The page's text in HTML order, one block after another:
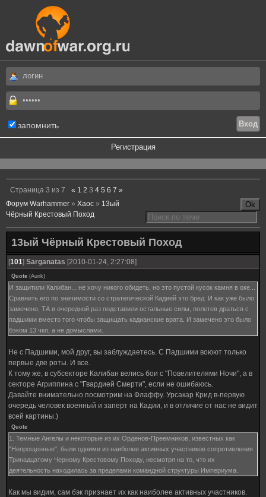
запомнить
Регистрация
.
Страница 3 из 7 « 1 2 3 4 5 6 7 »
Форум Warhammer » Хаос » 13ый
Чёрный Крестовый Поход
13ый Чёрный Крестовый Поход
[101] Sarganatas [2010-01-24, 2:27:08]
Quote (Aurik)
И защитили Калибан... не хочу никого обидеть, но это пустой кусок камня в оке...
Сравнить его по значимости со стратегической Кадией это бред. И как уже было
замечено, ТА в очередной раз подставили остальные силы, полетев драться с
падшими вместо того чтобы защищать кадианские врата. И замечено это было
бэком 13 чкп, а не домыслами.
Не с Падшими, мой друг, вы заблуждаетесь. С Падшими воюют только
первые две роты. И все.
К тому же, в субсекторе Калибан велись бои с "Повелителями Ночи", а в
секторе Агриппина с "Гвардией Смерти", если не ошибаюсь.
Давайте внимательно посмотрим на Флаффу. Урсакар Крид в-первую
очередь человек военный и заперт на Кадии, и в отличие от нас не видит
всей картины.)
Quote
1. Темные Ангелы и некоторые из их Орденов-Преемников, известных как
"Непрощенные", были одними из наиболее активных участников сопротивления
Тринадцатому Черному Крестовому Походу, несмотря на то, что их
деятельность находилась за пределами командной структуры Империума.
Как мы видим, сам бэк признает их как наиболее активных участников.